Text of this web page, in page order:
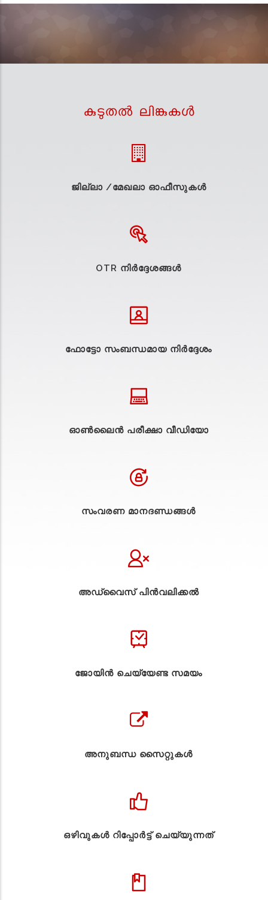
കുടുതല്‍ ലിങ്കുകള്‍
ജില്ലാ /മേഖലാ ഓഫീസുകള്‍
OTR നിർദ്ദേശങ്ങൾ
ഫോട്ടോ സംബന്ധമായ നിർദ്ദേശം
ഓൺലൈൻ പരീക്ഷാ വീഡിയോ
സംവരണ മാനദണ്ഡങ്ങൾ
അഡ്വൈസ് പിൻവലിക്കൽ
ജോയിൻ ചെയ്യേണ്ട സമയം
അനുബന്ധ സൈറ്റുകള്‍
ഒഴിവുകൾ റിപ്പോർട്ട് ചെയ്യുന്നത്